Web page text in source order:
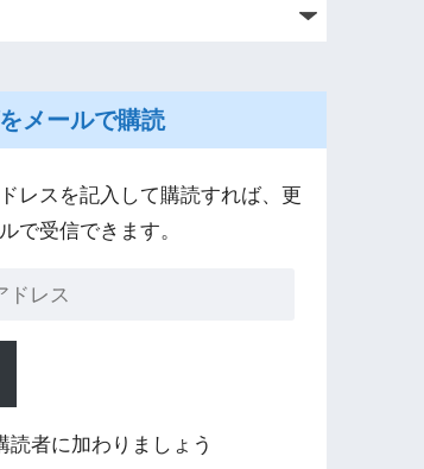
メールで購読
レスを記入して購読すれば、更
で受信できます。
読者に加わりましょう